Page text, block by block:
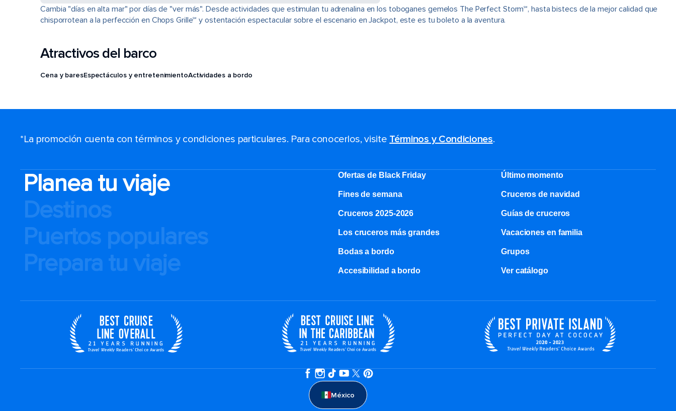
Cambia "días en alta mar" por días de "ver más". Desde actividades que estimulan tu adrenalina en los toboganes gemelos The Perfect Storm℠, hasta bistecs de la mejor calidad que
chisporrotean a la perfección en Chops Grille℠ y ostentación espectacular sobre el escenario en Jackpot, este es tu boleto a la aventura.
Atractivos del barco
Cena y baresEspectáculos y entretenimientoActividades a bordo
*La promoción cuenta con términos y condiciones particulares. Para conocerlos, visite Términos y Condiciones.
Planea tu viaje
Destinos
Puertos populares
Prepara tu viaje
Ofertas de Black Friday Último momento
Fines de semana Cruceros de navidad
Cruceros 2025-2026 Guías de cruceros
Los cruceros más grandes Vacaciones en familia
Bodas a bordo Grupos
Accesibilidad a bordo Ver catálogo
México